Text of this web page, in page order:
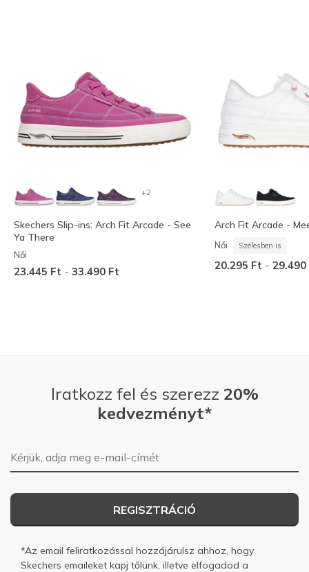
+2
Skechers Slip-ins: Arch Fit Arcade - See
Ya There
Női
23.445 Ft - 33.490 Ft
Arch Fit Arcade -
Női Szélesben is
20.295 Ft - 29.490
Iratkozz fel és szerezz 20%
kedvezményt*
E-mail-cím
REGISZTRÁCIÓ
*Az email feliratkozással hozzájárulsz ahhoz, hogy
Skechers emaileket kapj tőlünk, illetve elfogadod a